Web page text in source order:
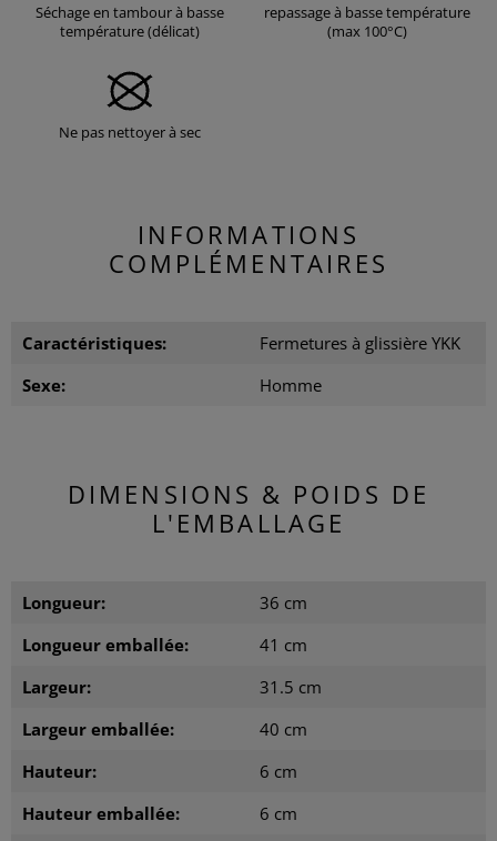
Séchage en tambour à basse
température (délicat)
repassage à basse température
(max 100°C)
Ne pas nettoyer à sec
INFORMATIONS
COMPLÉMENTAIRES
Caractéristiques:
Fermetures à glissière YKK
Sexe:
Homme
DIMENSIONS & POIDS DE
L'EMBALLAGE
Longueur:
36 cm
Longueur emballée:
41 cm
Largeur:
31.5 cm
Largeur emballée:
40 cm
Hauteur:
6 cm
Hauteur emballée:
6 cm